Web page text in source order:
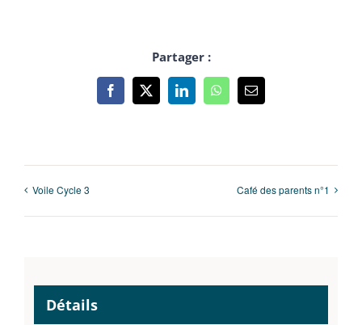
Partager :
Facebook
X LinkedInWhatsApp
Email
Voile Cycle 3 Café des parents n°1
Détails